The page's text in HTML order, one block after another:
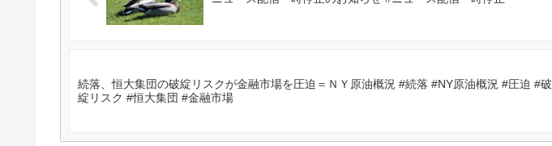
続落、恒大集団の破綻リスクが金融市場を圧迫＝ＮＹ原油概況 #続落 #NY原油概況 #圧迫 #破
綻リスク #恒大集団 #金融市場